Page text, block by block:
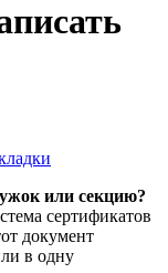
или секцию?
сертификатов
документ
в одну